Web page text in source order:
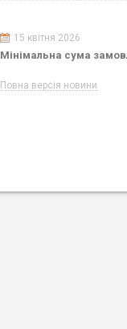
15 квітня 2026
Мінімальна сума
Повна версія новини